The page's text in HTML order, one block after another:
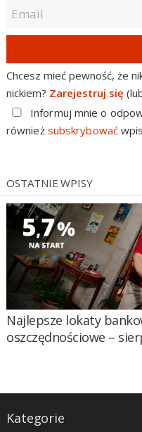
Chcesz mieć pewność, że
nickiem? Zarejestruj się
Informuj mnie o
również subskrybować
OSTATNIE WPISY
Najlepsze lokaty
oszczędnościowe –
Kategorie